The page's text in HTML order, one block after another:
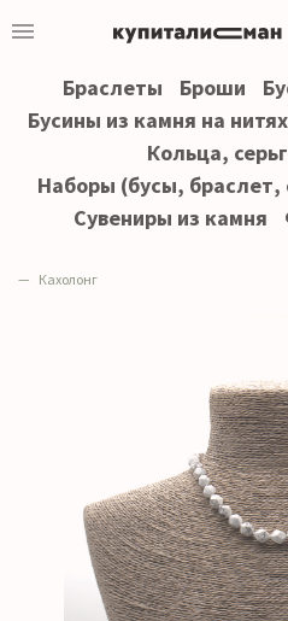
Браслеты Броши
Бусины из камня на нитях
Кольца,
Наборы (бусы, браслет,
Сувениры из камня
Кахолонг